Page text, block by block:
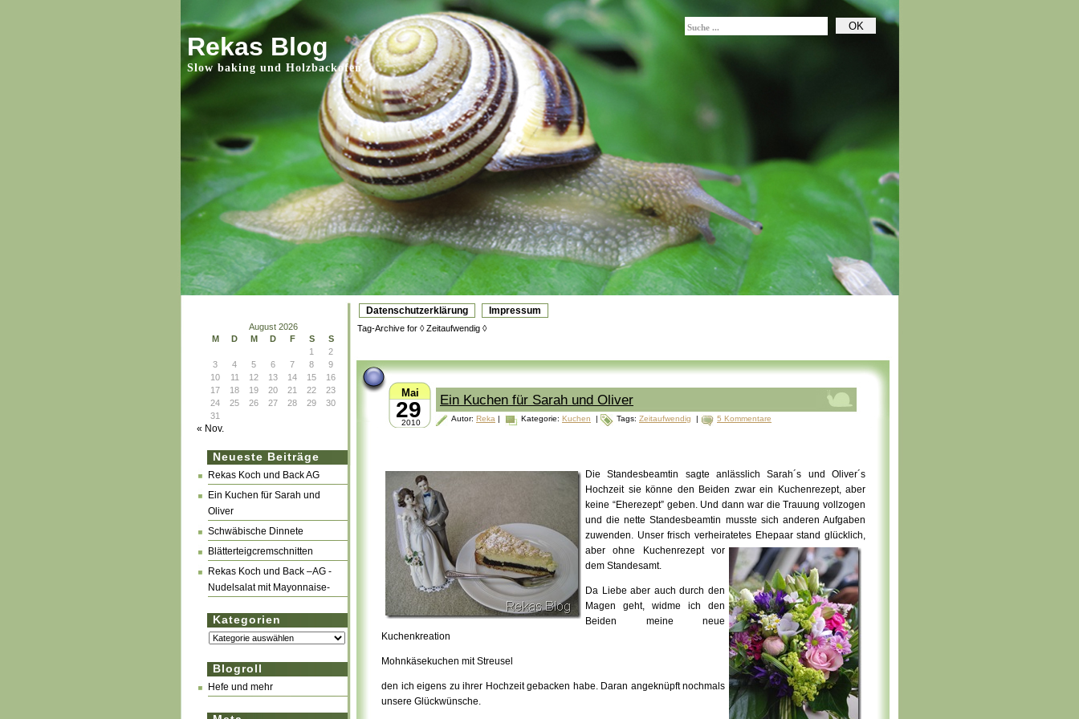
Rekas Blog
Slow baking und Holzbackofen
Datenschutzerklärung Impressum
August 2026
M
D M D F S
S
1
2
3
4 5 6 7 8
9
10
11 12 13 14 15
16
17
18 19 20 21 22
23
24
25 26 27 28 29
30
31
« Nov.
Neueste Beiträge
Rekas Koch und Back AG
Ein Kuchen für Sarah und
Oliver
Schwäbische Dinnete
Blätterteigcremschnitten
Rekas Koch und Back –AG -
Nudelsalat mit Mayonnaise-
Kategorien
Kategorien
Blogroll
Hefe und mehr
Tag-Archive for ◊ Zeitaufwendig ◊
29
Mai
2010
Ein Kuchen für Sarah und Oliver
Autor: Reka | Kategorie: Kuchen | Tags: Zeitaufwendig | 5 Kommentare
Die Standesbeamtin sagte anlässlich Sarah´s und Oliver´s
Hochzeit sie könne den Beiden zwar ein Kuchenrezept, aber
keine “Eherezept” geben. Und dann war die Trauung vollzogen
und die nette Standesbeamtin musste sich anderen Aufgaben
zuwenden. Unser frisch verheiratetes Ehepaar stand glücklich,
aber ohne Kuchenrezept vor
dem Standesamt.
Da Liebe aber auch durch den
Magen geht, widme ich den
Beiden meine neue
Kuchenkreation
Mohnkäsekuchen mit Streusel
den ich eigens zu ihrer Hochzeit gebacken habe. Daran angeknüpft nochmals
unsere Glückwünsche.